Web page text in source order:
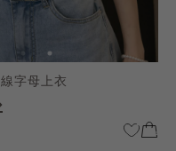
字母上衣